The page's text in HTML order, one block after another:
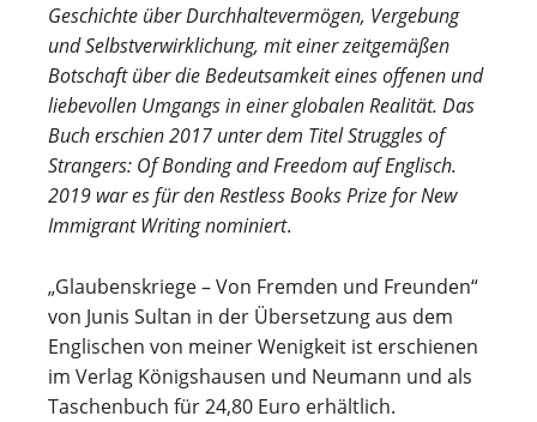
Geschichte über Durchhaltevermögen, Vergebung
und Selbstverwirklichung, mit einer zeitgemäßen
Botschaft über die Bedeutsamkeit eines offenen und
liebevollen Umgangs in einer globalen Realität. Das
Buch erschien 2017 unter dem Titel Struggles of
Strangers: Of Bonding and Freedom auf Englisch.
2019 war es für den Restless Books Prize for New
Immigrant Writing nominiert.
„Glaubenskriege – Von Fremden und Freunden“
von Junis Sultan in der Übersetzung aus dem
Englischen von meiner Wenigkeit ist erschienen
im Verlag Königshausen und Neumann und als
Taschenbuch für 24,80 Euro erhältlich.